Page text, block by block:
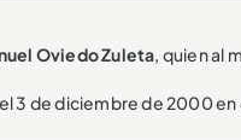
Oviedo Zuleta, quien al
3 de diciembre de 2000 en